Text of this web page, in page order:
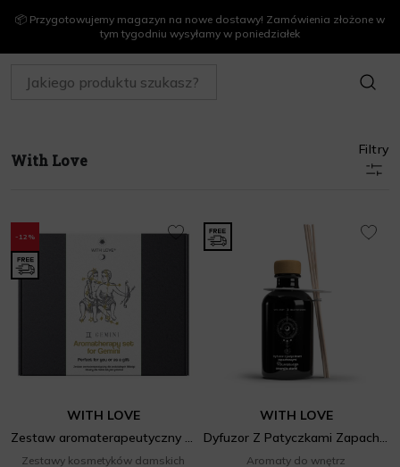
📦 Przygotowujemy magazyn na nowe dostawy! Zamówienia złożone w
tym tygodniu wysyłamy w poniedziałek
SZUKAJ
With Love
Filtry
-12%
WITH LOVE
Zestaw aromaterapeutyczny dla zodiakalnych Bliźniąt
Zestawy kosmetyków damskich
WITH LOVE
Dyfuzor Z Patyczkami Zapachowymi Równowaga Energia Ziemi
Aromaty do wnętrz